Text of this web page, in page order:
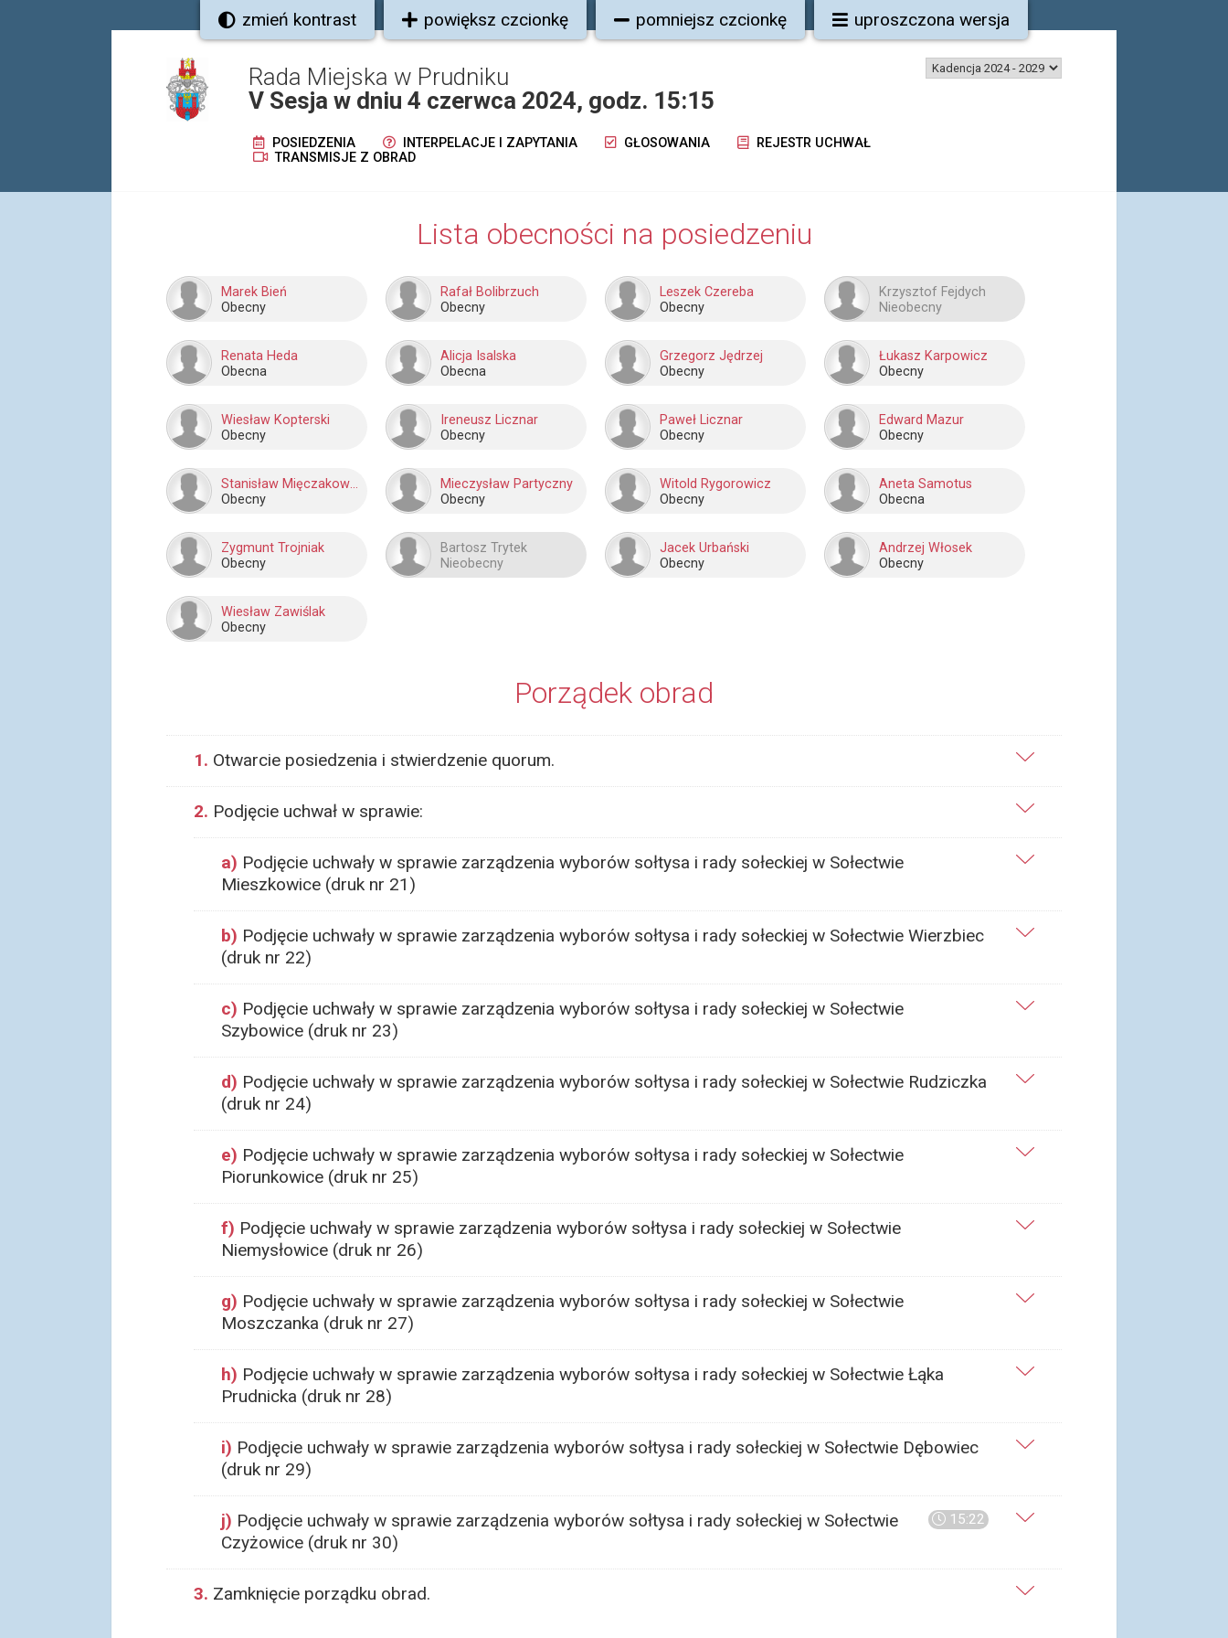
zmień kontrast powiększ czcionkę pomniejsz czcionkę uproszczona wersja
Rada Miejska w Prudniku
V Sesja w dniu 4 czerwca 2024, godz. 15:15
POSIEDZENIA INTERPELACJE I ZAPYTANIA GŁOSOWANIA
REJESTR UCHWAŁ
TRANSMISJE Z OBRAD
Lista obecności na posiedzeniu
Marek Bień
Obecny
Rafał Bolibrzuch
Obecny
Leszek Czereba
Obecny
Krzysztof Fejdych
Nieobecny
Renata Heda
Obecna
Alicja Isalska
Obecna
Grzegorz Jędrzej
Obecny
Łukasz Karpowicz
Obecny
Wiesław Kopterski
Obecny
Ireneusz Licznar
Obecny
Paweł Licznar
Obecny
Edward Mazur
Obecny
Stanisław Mięczakowski
Obecny
Mieczysław Partyczny
Obecny
Witold Rygorowicz
Obecny
Aneta Samotus
Obecna
Zygmunt Trojniak
Obecny
Bartosz Trytek
Nieobecny
Jacek Urbański
Obecny
Andrzej Włosek
Obecny
Wiesław Zawiślak
Obecny
Porządek obrad
1. Otwarcie posiedzenia i stwierdzenie quorum.
2. Podjęcie uchwał w sprawie:
a) Podjęcie uchwały w sprawie zarządzenia wyborów sołtysa i rady sołeckiej w Sołectwie
Mieszkowice (druk nr 21)
b) Podjęcie uchwały w sprawie zarządzenia wyborów sołtysa i rady sołeckiej w Sołectwie Wierzbiec
(druk nr 22)
c) Podjęcie uchwały w sprawie zarządzenia wyborów sołtysa i rady sołeckiej w Sołectwie
Szybowice (druk nr 23)
d) Podjęcie uchwały w sprawie zarządzenia wyborów sołtysa i rady sołeckiej w Sołectwie Rudziczka
(druk nr 24)
e) Podjęcie uchwały w sprawie zarządzenia wyborów sołtysa i rady sołeckiej w Sołectwie
Piorunkowice (druk nr 25)
f) Podjęcie uchwały w sprawie zarządzenia wyborów sołtysa i rady sołeckiej w Sołectwie
Niemysłowice (druk nr 26)
g) Podjęcie uchwały w sprawie zarządzenia wyborów sołtysa i rady sołeckiej w Sołectwie
Moszczanka (druk nr 27)
h) Podjęcie uchwały w sprawie zarządzenia wyborów sołtysa i rady sołeckiej w Sołectwie Łąka
Prudnicka (druk nr 28)
i) Podjęcie uchwały w sprawie zarządzenia wyborów sołtysa i rady sołeckiej w Sołectwie Dębowiec
(druk nr 29)
15:22
j) Podjęcie uchwały w sprawie zarządzenia wyborów sołtysa i rady sołeckiej w Sołectwie
Czyżowice (druk nr 30)
3. Zamknięcie porządku obrad.